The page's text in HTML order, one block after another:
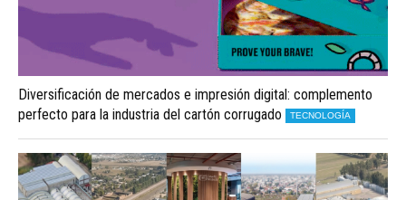
Diversificación de mercados e impresión digital: complemento
perfecto para la industria del cartón corrugado
TECNOLOGÍA